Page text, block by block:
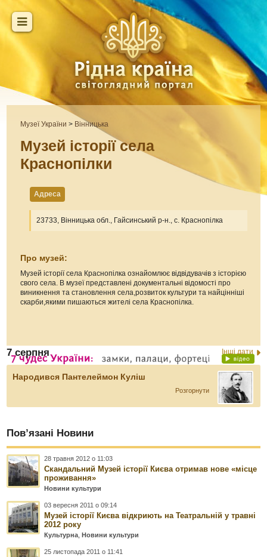
Музеї України > Вінницька
Музей історії села
Краснопілки
Адреса
23733, Вінницька обл., Гайсинський р-н., с. Краснопілка
Про музей:
Музей історії села Краснопілка ознайомлює відвідувачів з історією
свого села. В музеї представлені документальні відомості про
виникнення та становлення села,розвиток культури та найцінніші
скарби,якими пишаються жителі села Краснопілка.
7 серпня Інші дати
Народився Пантелеймон Куліш
Розгорнути
Пов’язані Новини
28 травня 2012 о 11:03
Скандальний Музей історії Києва отримав нове «місце
проживання»
Новини культури
03 вересня 2011 о 09:14
Музей історії Києва відкриють на Театральній у травні
2012 року
Культурна Новини культури
25 листопада 2011 о 11:41